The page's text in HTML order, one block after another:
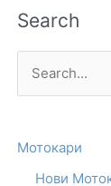
Search
r
Мотокари
Нови